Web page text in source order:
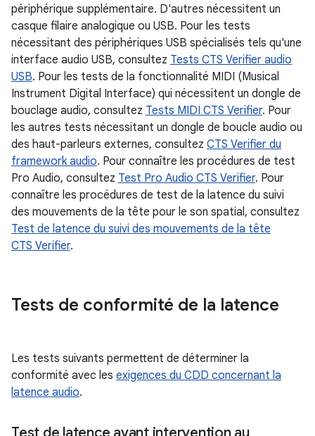
périphérique supplémentaire. D'autres nécessitent un
casque filaire analogique ou USB. Pour les tests
nécessitant des périphériques USB spécialisés tels qu'une
interface audio USB, consultez Tests CTS Verifier audio
USB. Pour les tests de la fonctionnalité MIDI (Musical
Instrument Digital Interface) qui nécessitent un dongle de
bouclage audio, consultez Tests MIDI CTS Verifier. Pour
les autres tests nécessitant un dongle de boucle audio ou
des haut-parleurs externes, consultez CTS Verifier du
framework audio. Pour connaître les procédures de test
Pro Audio, consultez Test Pro Audio CTS Verifier. Pour
connaître les procédures de test de la latence du suivi
des mouvements de la tête pour le son spatial, consultez
Test de latence du suivi des mouvements de la tête
CTS Verifier.
Tests de conformité de la latence
Les tests suivants permettent de déterminer la
conformité avec les exigences du CDD concernant la
latence audio.